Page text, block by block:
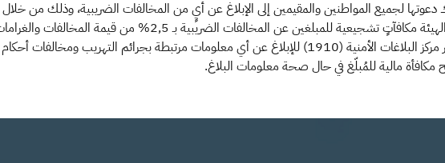
الضريبية بـ 2,5% من قيمة المخالفات والغرامات، وذلك بحد أقصى مليون ريال أو 1000 ريال كحد أدنى.
كما دعت الهيئة إلى التواصل معها عبر مركز البلاغات الأمنية (1910) للإبلاغ عن أي معلومات
مكافأة مالية للمُبلّغ في حال صحة معلومات البلاغ.​